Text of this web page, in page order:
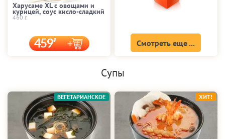
Харусаме XL с овощами и
курицей, соус кисло-сладкий
460 г.
459 Смотреть еще ...
Супы
ВЕГЕТАРИАНСКОЕ ХИТ!